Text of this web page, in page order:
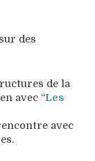
des
de la
avec “Les
avec